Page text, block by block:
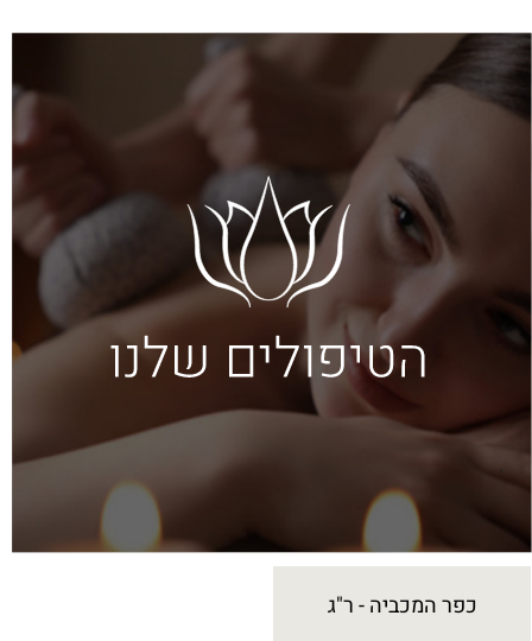
כפר המכביה - ר"ג